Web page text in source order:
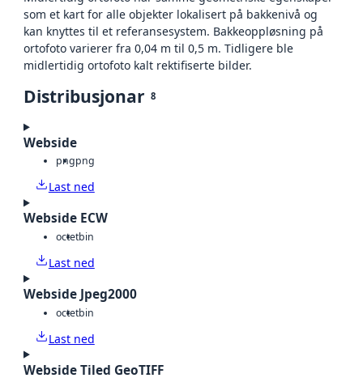
som et kart for alle objekter lokalisert på bakkenivå og
kan knyttes til et referansesystem. Bakkeoppløsning på
ortofoto varierer fra 0,04 m til 0,5 m. Tidligere ble
midlertidig ortofoto kalt rektifiserte bilder.
Distribusjonar 8
Webside
pngpng
Last ned
Webside ECW
octetbin
Last ned
Webside Jpeg2000
octetbin
Last ned
Webside Tiled GeoTIFF